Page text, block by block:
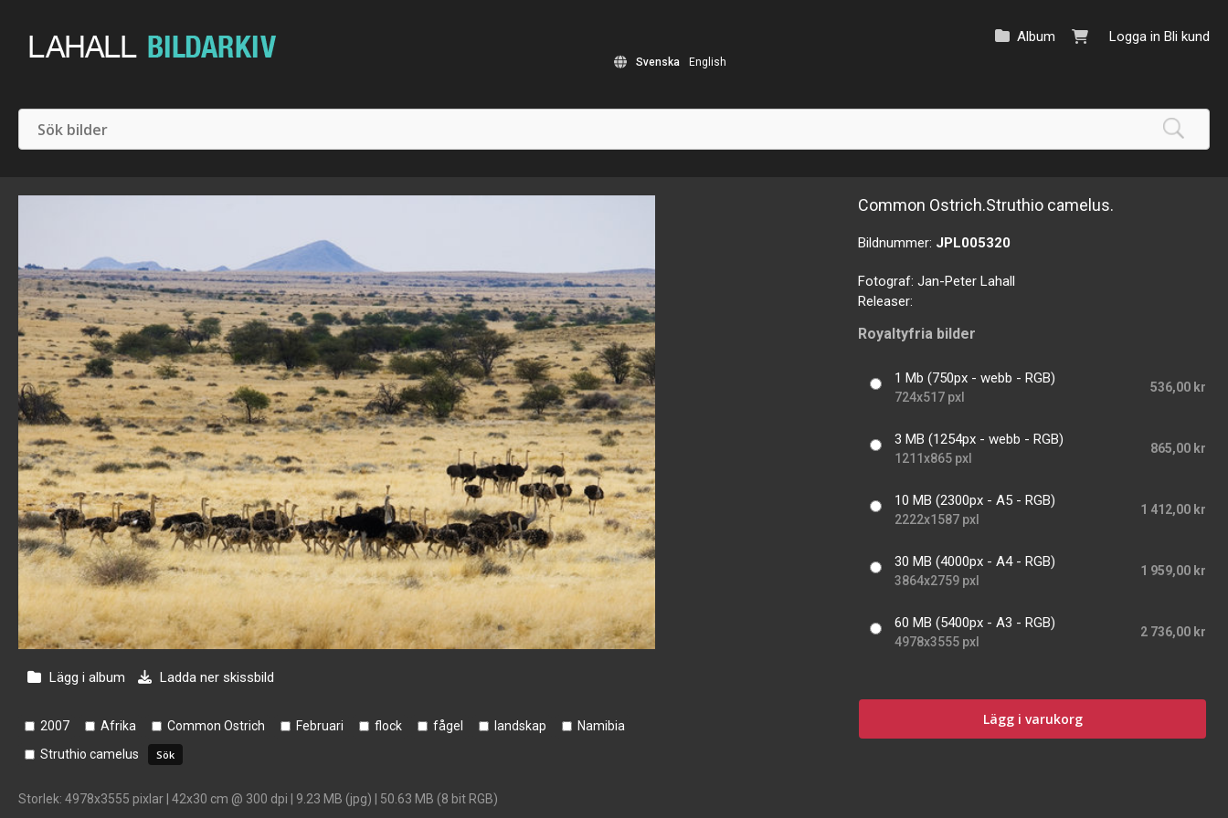
Logga in Bli kund
Album
Svenska English
Lägg i album Ladda ner skissbild
2007 Afrika Common Ostrich Februari flock fågel landskap
Namibia
Struthio camelus
Storlek: 4978x3555 pixlar | 42x30 cm @ 300 dpi | 9.23 MB (jpg) | 50.63 MB (8 bit RGB)
Common Ostrich.Struthio camelus.
Bildnummer: JPL005320
Fotograf:Jan-Peter Lahall
Releaser:
Royaltyfria bilder
1 Mb (750px - webb - RGB)
724x517 pxl
536,00 kr
3 MB (1254px - webb - RGB)
1211x865 pxl
865,00 kr
10 MB (2300px - A5 - RGB)
2222x1587 pxl
1 412,00 kr
30 MB (4000px - A4 - RGB)
3864x2759 pxl
1 959,00 kr
60 MB (5400px - A3 - RGB)
4978x3555 pxl
2 736,00 kr
Lägg i varukorg